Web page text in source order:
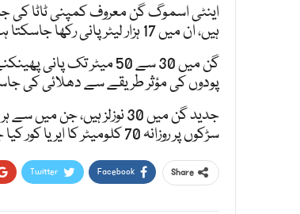
ہیں، ان میں 17 ہزار لیٹر پانی رکھا جاسکتا ہے، جو تین گھنٹے تک مسلسل کام کرسکتی ہیں۔
گن میں 30 سے ​​50 میٹر
پودوں کی مؤثر طریقے سے دھلائی کی
سڑکوں پر روزانہ 70 کلومیٹر کا ایریا کور کیا جاتا ہے، اسے چلانے کے لیے تین سے چار افراد کا عملہ ہوتا ہے۔
Share
Facebook
Twitter